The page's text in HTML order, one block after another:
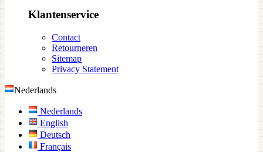
Klantenservice
Contact
Retourneren
Sitemap
Privacy Statement
Nederlands
Nederlands
English
Deutsch
Français